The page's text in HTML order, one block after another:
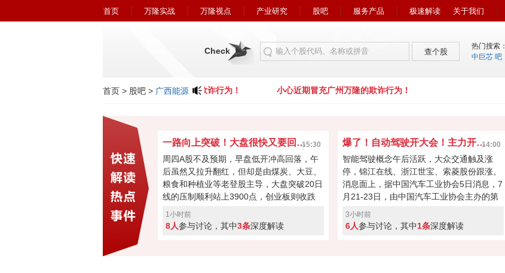
首页 万隆实战 万隆视点 产业研究 股吧 服务产品 极速解读 关于我们
Check 查个股
热门搜索：
中巨芯 吧
首页 > 股吧 > 广西能源
小心近期冒充广州万隆的欺诈行为！ 小心近期冒充广州万隆的欺诈行为！
一路向上突破！大盘很快又要回到4000点？15:30
周四A股不及预期，早盘低开冲高回落，午
后虽然又拉升翻红，但却是由煤炭、大豆、
粮食和种植业等老登股主导，大盘突破20日
线的压制顺利站上3900点，创业板则收跌
0.55%。今日科技股回落或许是连涨两天获
利盘蠢蠢欲动，又或者是外围扰动，但大盘
1小时前
8人参与讨论，其中3条深度解读
爆了！自动驾驶开大会！主力开始疯狂炒作？14:00
智能驾驶概念午后活跃，大众交通触及涨
停，锦江在线、浙江世宝、索菱股份跟涨。
消息面上，据中国汽车工业协会5日消息，7
月21-23日，由中国汽车工业协会主办的第
16届中国汽车论坛在上海嘉定举办。论坛期
间，中国汽车工业协会正式宣布启动成
3小时前
6人参与讨论，其中1条深度解读